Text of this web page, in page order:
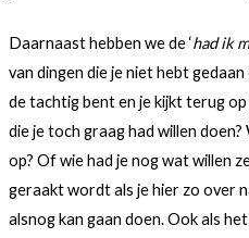
Daarnaast hebben we de ‘had ik
van dingen die je niet hebt
de tachtig bent en je kijkt terug op
die je toch graag had willen
op? Of wie had je nog wat willen
geraakt wordt als je hier zo over
alsnog kan gaan doen. Ook als